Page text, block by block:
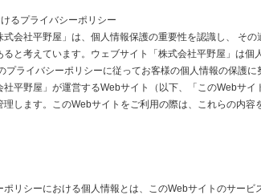
るプライバシーポリシー
式会社平野屋」は、個人情報保護の重要性を認識し、 そ
ると考えています。ウェブサイト「株式会社平野屋」は個
プライバシーポリシーに従ってお客様の個人情報の保護
社平野屋」が運営するWebサイト（以下、「このWebサイ
理します。このWebサイトをご利用の際は、これらの内容
ポリシーにおける個人情報とは、このWebサイトのサービ